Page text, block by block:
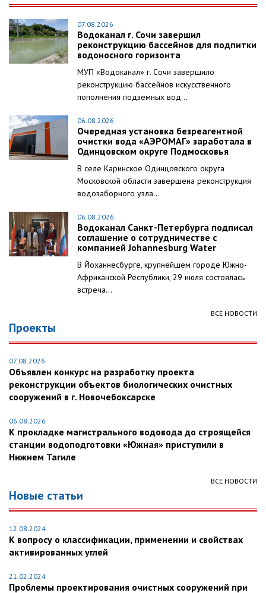
07.08.2026
Водоканал г. Сочи завершил
реконструкцию бассейнов для подпитки
водоносного горизонта
МУП «Водоканал» г. Сочи завершило
реконструкцию бассейнов искусственного
пополнения подземных вод...
06.08.2026
Очередная установка безреагентной
очистки вода «АЭРОМАГ» заработала в
Одинцовском округе Подмосковья
В селе Каринское Одинцовского округа
Московской области завершена реконструкция
водозаборного узла...
06.08.2026
Водоканал Санкт-Петербурга подписал
соглашение о сотрудничестве с
компанией Johannesburg Water
В Йоханнесбурге, крупнейшем городе Южно-
Африканской Республики, 29 июля состоялась
встреча...
ВСЕ НОВОСТИ
Проекты
07.08.2026
Объявлен конкурс на разработку проекта
реконструкции объектов биологических очистных
сооружений в г. Новочебоксарске
06.08.2026
К прокладке магистрального водовода до строящейся
станции водоподготовки «Южная» приступили в
Нижнем Тагиле
ВСЕ НОВОСТИ
Новые статьи
12.08.2024
К вопросу о классификации, применении и свойствах
активированных углей
21.02.2024
Проблемы проектирования очистных сооружений при